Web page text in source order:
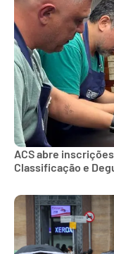
ACS abre
Classificação e